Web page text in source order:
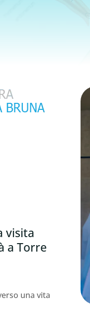
visita
a Torre
una vita